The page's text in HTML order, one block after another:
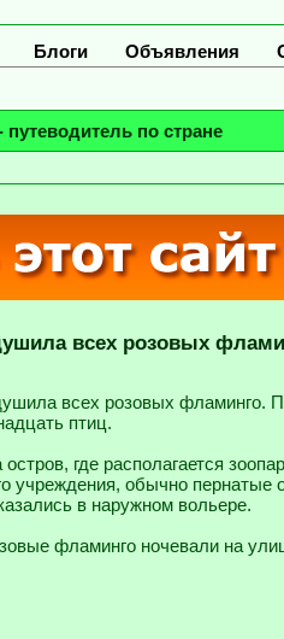
Блоги Объявления
по стране
всех розовых
всех розовых фламинго.
птиц.
где располагается
учреждения, обычно пернатые
в наружном вольере.
фламинго ночевали на